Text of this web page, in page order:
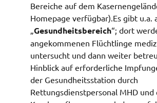
Bereiche auf dem
Homepage verfügbar).Es gibt u.a.
„Gesundheitsbereich“; dort
angekommenen Flüchtlinge
untersucht und dann weiter
Hinblick auf erforderliche
der Gesundheitsstation durch
Rettungsdienstpersonal MHD